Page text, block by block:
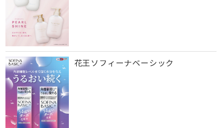
花王ソフィーナベーシック